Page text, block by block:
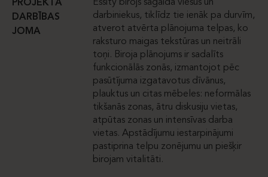
PROJEKTA
DARBĪBAS
JOMA
Essity birojs sagaida viesus un
darbiniekus, tiklīdz tie ienāk pa durvīm,
atverot atvērta plānojuma telpas, ko
raksturo maigas tekstūras un neitrāli
toņi. Biroja plānojums ir sadalīts
funkcionālās zonās, izmantojot pēc
pasūtījuma izgatavotus dīvānus,
plauktus un citas mēbeles: neformālas
tikšanās zonas, ātru diskusiju vietas,
atpūtas zonas un intensīvas darba
vietas. Apstādījumu iestarpinājumi
pastiprina telpu zonējumu un piešķir
birojam vitalitāti.